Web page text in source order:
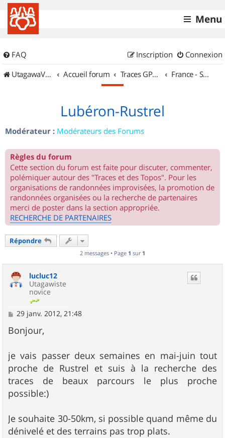
Menu
FAQ Connexion
Inscription
UtagawaVTT (Randos VTT et VTTAE avec traces GPS)
Accueil forum Traces GPS de randos VTT France - Sud Est
Lubéron-Rustrel
Modérateur : Modérateurs des Forums
Règles du forum
Cette section du forum est faite pour discuter, commenter,
polémiquer autour des "Traces et des Topos". Pour les
organisations de randonnées improvisées, la promotion de
randonnées organisées ou la recherche de partenaires
merci de poster dans la section appropriée.
RECHERCHE DE PARTENAIRES
Répondre
2 messages • Page 1 sur 1
lucluc12
Utagawiste
novice
M
s
s
g
e
29 janv. 2012, 21:48
Bonjour,
je vais passer deux semaines en mai-juin tout
proche de Rustrel et suis à la recherche des
traces de beaux parcours le plus proche
possible:)
Je souhaite 30-50km, si possible quand même du
dénivelé et des terrains pas trop plats.